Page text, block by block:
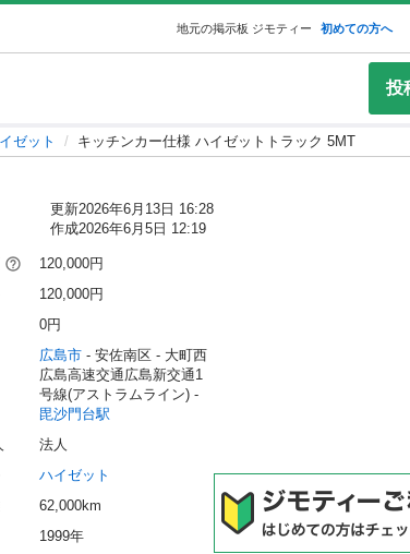
地元の掲示板 ジモティー 初めての方へ
投
ゼット キッチンカー仕様 ハイゼットトラック 5MT
更新2026年6月13日 16:28
作成2026年6月5日 12:19
120,000円
120,000円
0円
広島市 - 安佐南区 - 大町西
広島高速交通広島新交通1
毘沙門台駅
法人
ハイゼット
62,000km
1999年